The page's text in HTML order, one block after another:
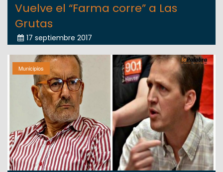
Vuelve el “Farma corre” a Las
Grutas
17 septiembre 2017
Municipios